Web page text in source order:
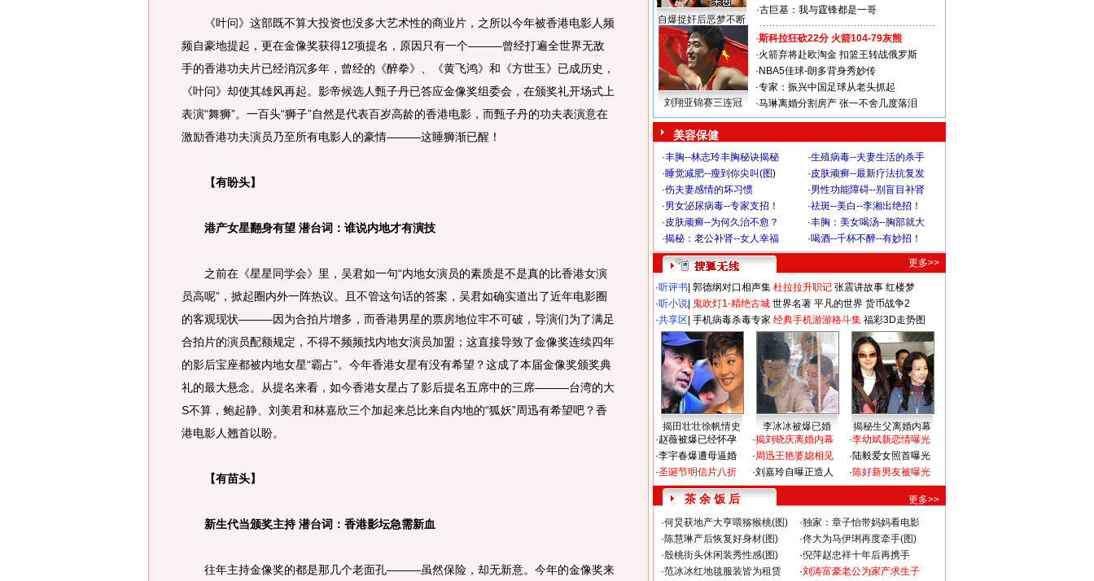
《叶问》这部既不算大投资也没多大艺术性的商业片，之所以今年被香港电影人频
频自豪地提起，更在金像奖获得12项提名，原因只有一个———曾经打遍全世界无敌
手的香港功夫片已经消沉多年，曾经的《醉拳》、《黄飞鸿》和《方世玉》已成历史，
《叶问》却使其雄风再起。影帝候选人甄子丹已答应金像奖组委会，在颁奖礼开场式上
表演“舞狮”。一百头“狮子”自然是代表百岁高龄的香港电影，而甄子丹的功夫表演意在
激励香港功夫演员乃至所有电影人的豪情———这睡狮渐已醒！
【有盼头】
港产女星翻身有望 潜台词：谁说内地才有演技
之前在《星星同学会》里，吴君如一句“内地女演员的素质是不是真的比香港女演
员高呢”，掀起圈内外一阵热议。且不管这句话的答案，吴君如确实道出了近年电影圈
的客观现状———因为合拍片增多，而香港男星的票房地位牢不可破，导演们为了满足
合拍片的演员配额规定，不得不频频找内地女演员加盟；这直接导致了金像奖连续四年
的影后宝座都被内地女星“霸占”。今年香港女星有没有希望？这成了本届金像奖颁奖典
礼的最大悬念。从提名来看，如今香港女星占了影后提名五席中的三席———台湾的大
S不算，鲍起静、刘美君和林嘉欣三个加起来总比来自内地的“狐妖”周迅有希望吧？香
港电影人翘首以盼。
【有苗头】
新生代当颁奖主持 潜台词：香港影坛急需新血
往年主持金像奖的都是那几个老面孔———虽然保险，却无新意。今年的金像奖来
自爆捉奸后恶梦不断
·古巨基：我与霆锋都是一哥
刘翔亚锦赛三连冠
·斯科拉狂砍22分 火箭104-79灰熊
·火箭弃将赴欧淘金 扣篮王转战俄罗斯
· NBA5佳球-朗多背身秀妙传
·专家：振兴中国足球从老头抓起
·马琳离婚分割房产 张一不舍几度落泪
美容保健
·丰胸--林志玲丰胸秘诀揭秘 ·生殖病毒--夫妻生活的杀手
·睡觉减肥--瘦到你尖叫(图) ·皮肤顽癣--最新疗法抗复发
·伤夫妻感情的坏习惯 ·男性功能障碍--别盲目补肾
·男女泌尿病毒--专家支招！ ·祛斑--美白--李湘出绝招！
·皮肤顽癣--为何久治不愈？ ·丰胸：美女喝汤--胸部就大
·揭秘：老公补肾--女人幸福 ·喝酒--千杯不醉--有妙招！
更多>>
·听评书 郭德纲对口相声集 杜拉拉升职记 张震讲故事 红楼梦
·听小说 鬼吹灯1-精绝古城 世界名著 平凡的世界 货币战争2
·共享区 手机病毒杀毒专家 经典手机游游格斗集 福彩3D走势图
揭田壮壮徐帆情史 李冰冰被爆已婚
揭秘生父离婚内幕
·赵薇被爆已经怀孕
·李宇春爆遭母逼婚
·圣诞节明信片八折
·揭刘晓庆离婚内幕
·周迅王艳婆媳相见
·刘嘉玲自曝正造人
·李幼斌新恋情曝光
·陆毅爱女照首曝光
·陈好新男友被曝光
茶 余 饭 后
更多>>
·何炅获地产大亨喂猕猴桃(图) ·独家：章子怡带妈妈看电影
·陈慧琳产后恢复好身材(图) ·佟大为马伊琍再度牵手(图)
·殷桃街头休闲装秀性感(图) ·倪萍赵忠祥十年后再携手
·范冰冰红地毯服装皆为租赁 ·刘涛富豪老公为家产求生子